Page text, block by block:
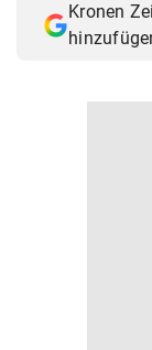
Muthgasse 2,
Kronen